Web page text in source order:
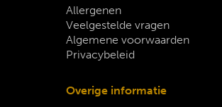
Allergenen
Veelgestelde vragen
Algemene voorwaarden
Privacybeleid
Overige informatie